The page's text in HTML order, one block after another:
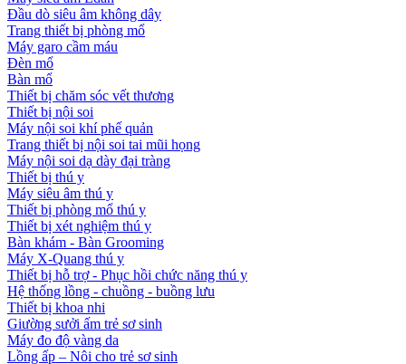
Đầu dò siêu âm không dây
Trang thiết bị phòng mổ
Máy garo cầm máu
Đèn mổ
Bàn mổ
Thiết bị chăm sóc vết thương
Thiết bị nội soi
Máy nội soi khí phế quản
Trang thiết bị nội soi tai mũi họng
Máy nội soi dạ dày đại tràng
Thiết bị thú y
Máy siêu âm thú y
Thiết bị phòng mổ thú y
Thiết bị xét nghiệm thú y
Bàn khám - Bàn Grooming
Máy X-Quang thú y
Thiết bị hỗ trợ - Phục hồi chức năng thú y
Hệ thống lồng - chuồng - buồng lưu
Thiết bị khoa nhi
Giường sưởi ấm trẻ sơ sinh
Máy đo độ vàng da
Lồng ấp – Nôi cho trẻ sơ sinh